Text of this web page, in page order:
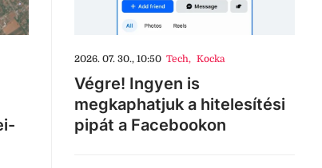
2026. 07. 30., 10:50 Tech, Kocka
Végre! Ingyen is
megkaphatjuk a hitelesítési
pipát a Facebookon